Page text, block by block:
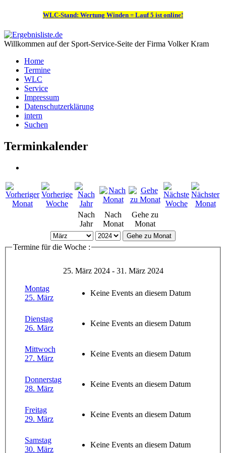
WLC-Stand: Wertung Winden = Lauf 5 ist online!
Willkommen auf der Sport-Service-Seite der Firma Volker Kram
Home
Termine
WLC
Service
Impressum
Datenschutzerklärung
intern
Suchen
Terminkalender
Nach
Jahr
Nach
Monat
Gehe zu
Monat
Gehe zu Monat
Termine für die Woche :
25. März 2024 - 31. März 2024
Montag
25. März
Keine Events an diesem Datum
Dienstag
26. März
Keine Events an diesem Datum
Mittwoch
27. März
Keine Events an diesem Datum
Donnerstag
28. März
Keine Events an diesem Datum
Freitag
29. März
Keine Events an diesem Datum
Samstag
30. März
Keine Events an diesem Datum